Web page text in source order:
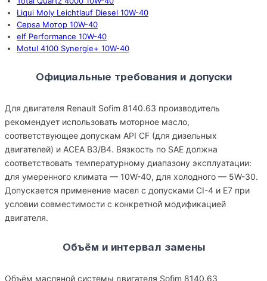
Liqui Moly Leichtlauf Diesel 10W-40
Cepsa Мотор 10W-40
elf Performance 10W-40
Motul 4100 Synergie+ 10W-40
Официальные требования и допуски
Для двигателя Renault Sofim 8140.63 производитель
рекомендует использовать моторное масло,
соответствующее допускам API CF (для дизельных
двигателей) и ACEA B3/B4. Вязкость по SAE должна
соответствовать температурному диапазону эксплуатации:
для умеренного климата — 10W-40, для холодного — 5W-30.
Допускается применение масел с допусками CI-4 и E7 при
условии совместимости с конкретной модификацией
двигателя.
Объём и интервал замены
Объём масляной системы двигателя Sofim 8140.63